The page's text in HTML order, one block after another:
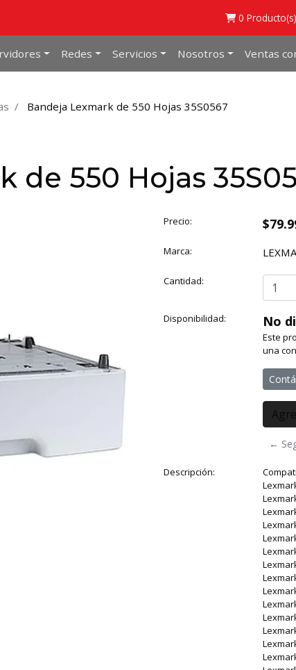
0
Redes Servicios Nosotros Ventas
Bandeja Lexmark de 550 Hojas 35S0567
de 550 Hojas
Precio:
Marca:
Cantidad:
Disponibilidad: No
Este
una
←
Descripción: